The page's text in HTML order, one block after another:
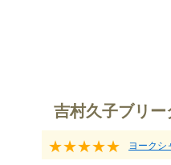
吉村久子ブリ
★★★★★ ヨークシ